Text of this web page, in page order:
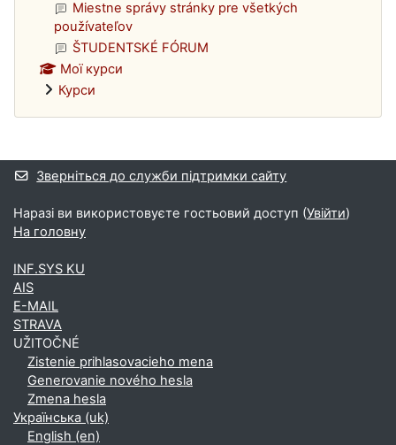
Miestne správy stránky pre všetkých
používateľov
ŠTUDENTSKÉ FÓRUM
Мої курси
Курси
Додаткові блоки
Зверніться до служби підтримки сайту
Наразі ви використовуєте гостьовий доступ (Увійти)
На головну
INF.SYS KU
AIS
E-MAIL
STRAVA
UŽITOČNÉ
Zistenie prihlasovacieho mena
Generovanie nového hesla
Zmena hesla
Українська ‎(uk)‎
English ‎(en)‎